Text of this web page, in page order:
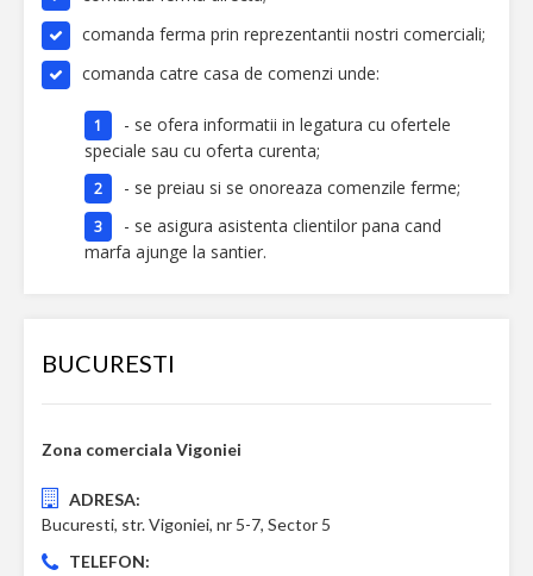
comanda ferma prin reprezentantii nostri comerciali;
comanda catre casa de comenzi unde:
- se ofera informatii in legatura cu ofertele
speciale sau cu oferta curenta;
- se preiau si se onoreaza comenzile ferme;
- se asigura asistenta clientilor pana cand
marfa ajunge la santier.
BUCURESTI
Zona comerciala Vigoniei
ADRESA:
Bucuresti, str. Vigoniei, nr 5-7, Sector 5
TELEFON: